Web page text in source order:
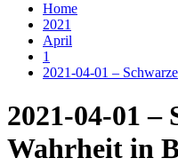
Home
2021
April
1
2021-04-01 –
2021-04-01 –
Wahrheit in